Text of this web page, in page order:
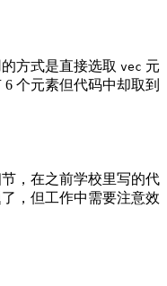
方式是直接选取 vec 元
6 个元素但代码中却取到
，在之前学校里写的代
，但工作中需要注意效